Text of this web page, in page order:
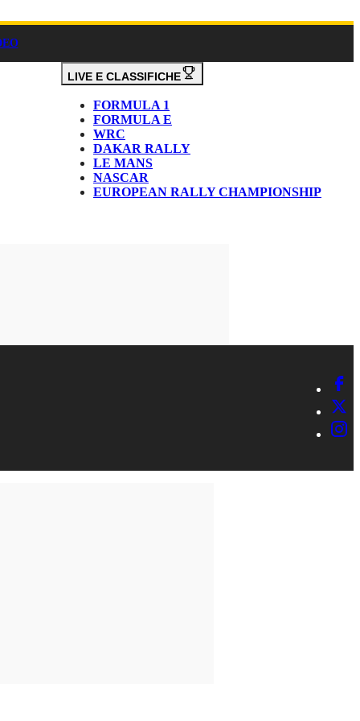
LIVE E CLASSIFICHE
FORMULA 1
FORMULA E
WRC
DAKAR RALLY
LE MANS
NASCAR
EUROPEAN RALLY CHAMPIONSHIP